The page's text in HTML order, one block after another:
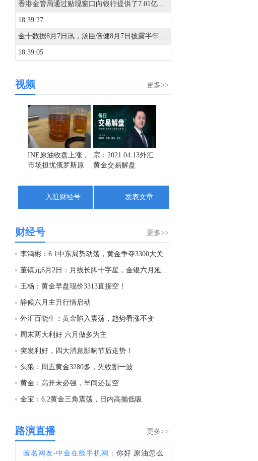
香港金管局通过贴现窗口向银行提供了7.01亿港元的流动性。
18:39:27
金十数据8月7日讯，汤臣倍健8月7日披露半年报，公司上半年实现营业收入36.71亿元，同比增长3.94%；归属于上市公司股东的净利润6.03亿元，同比下降18.11%；基本每股收益0.36元/股。报告期内，公司业绩主要受到期间费用支付增加、对外投资及购买理财产品增加以及偿还到期贴现票据减少的影响。
18:39:05
18:38:26
18:38:21
18:38:08
土耳其官员：该协议并不针对任何特定国家，欢迎其他地区国家参与。
18:34:28
巴基斯坦外交部：防务协议规定，对三国中任何一国的武装袭击均应视为对所有三国的袭击。
更多>>
视频
INE原油收盘上涨，
市场担忧俄罗斯原
宗：2021.04.13外汇
黄金交易解盘
入驻财经号 发表文章
更多>>
财经号
李鸿彬：6.1中东局势动荡，黄金争夺3300大关
董镇元6月2日：月线长脚十字星，金银六月延区间
王杨：黄金早盘现价3313直接空！
静候六月主升行情启动
外汇百晓生：黄金陷入震荡，趋势看涨不变
周末两大利好 六月做多为主
突发利好，四大消息影响节后走势！
头狼：周五黄金3280多，先收割一波
黄金：高开未必强，早间还是空
金宝：6.2黄金三角震荡，日内高抛低吸
更多>>
路演直播
匿名网友-中金在线手机网： 你好 原油怎么